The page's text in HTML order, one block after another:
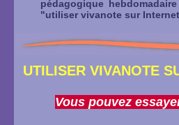
pédagogique
"utiliser vivanote sur
UTILISER VIVANOTE
Vous pouvez